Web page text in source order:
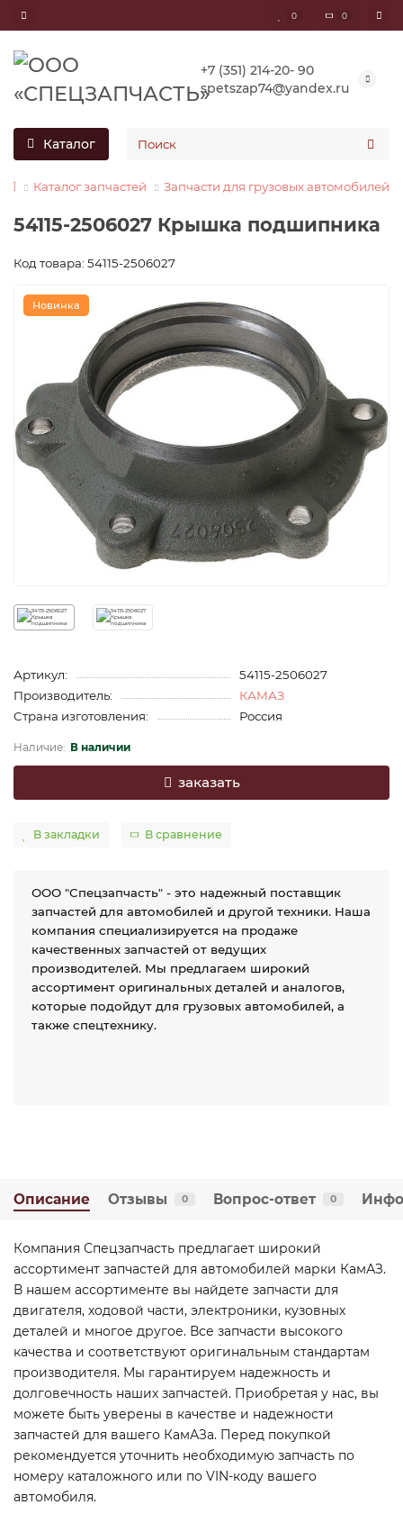
0 0
+7 (351) 214-20- 90
spetszap74@yandex.ru
Каталог
Каталог запчастей Запчасти для грузовых автомобилей
54115-2506027 Крышка подшипника
Код товара: 54115-2506027
Новинка
Артикул:
54115-2506027
Производитель:
КАМАЗ
Страна изготовления:
Россия
В наличии
заказать
В закладки В сравнение
ООО "Спецзапчасть" - это надежный поставщик
запчастей для автомобилей и другой техники. Наша
компания специализируется на продаже
качественных запчастей от ведущих
производителей. Мы предлагаем широкий
ассортимент оригинальных деталей и аналогов,
которые подойдут для грузовых автомобилей, а
также спецтехнику.
Описание Отзывы 0 Вопрос-ответ 0
Компания Спецзапчасть предлагает широкий
ассортимент запчастей для автомобилей марки КамАЗ.
В нашем ассортименте вы найдете запчасти для
двигателя, ходовой части, электроники, кузовных
деталей и многое другое. Все запчасти высокого
качества и соответствуют оригинальным стандартам
производителя. Мы гарантируем надежность и
долговечность наших запчастей. Приобретая у нас, вы
можете быть уверены в качестве и надежности
запчастей для вашего КамАЗа. Перед покупкой
рекомендуется уточнить необходимую запчасть по
номеру каталожного или по VIN-коду вашего
автомобиля.